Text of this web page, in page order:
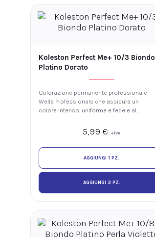
5,99 € +iva
Koleston Perfect Me+ 10/3 Biondo
Platino Dorato
Colorazione permanente professionale
Wella Professionals che assicura un
colore intenso, uniforme e fedele al
copertura dei capelli bianchi. La
tecnologia ME+ offre elevate
prestazioni colore riducendo il rischio
di sviluppare nuove allergie ai coloranti.
AGGIUNGI 1 PZ.
AGGIUNGI 3 PZ.